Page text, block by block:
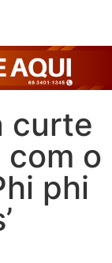
curte
com o
phi